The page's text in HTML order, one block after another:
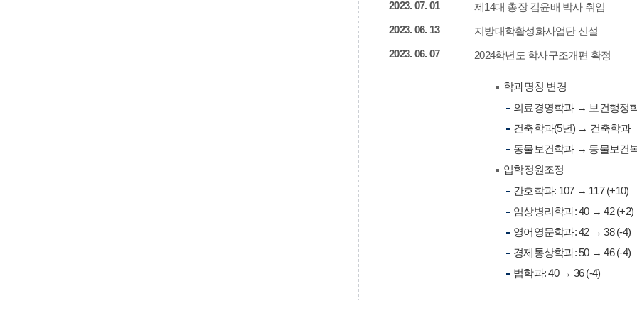
2023. 07. 01
제14대 총장 김윤배 박사 취임
2023. 06. 13
지방대학활성화사업단 신설
2023. 06. 07
2024학년도 학사구조개편 확정
학과명칭 변경
의료경영학과 → 보건행정
건축학과(5년) → 건축학과
동물보건학과 → 동물보건
입학정원조정
간호학과: 107 → 117 (+10)
임상병리학과: 40 → 42 (+2)
영어영문학과: 42 → 38 (-4)
경제통상학과: 50 → 46 (-4)
법학과: 40 → 36 (-4)